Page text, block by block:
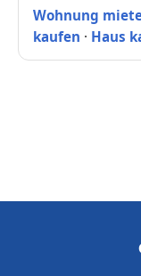
Wohnung
kaufen · Haus